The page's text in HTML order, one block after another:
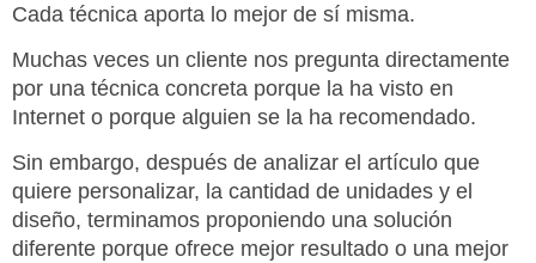
Cada técnica aporta lo mejor de sí misma.
Muchas veces un cliente nos pregunta directamente
por una técnica concreta porque la ha visto en
Internet o porque alguien se la ha recomendado.
Sin embargo, después de analizar el artículo que
quiere personalizar, la cantidad de unidades y el
diseño, terminamos proponiendo una solución
diferente porque ofrece mejor resultado o una mejor